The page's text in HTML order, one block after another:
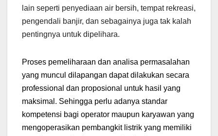
lain seperti penyediaan air bersih, tempat rekreasi,
pengendali banjir, dan sebagainya juga tak kalah
pentingnya untuk dipelihara.
Proses pemeliharaan dan analisa permasalahan
yang muncul dilapangan dapat dilakukan secara
professional dan proposional untuk hasil yang
maksimal. Sehingga perlu adanya standar
kompetensi bagi operator maupun karyawan yang
mengoperasikan pembangkit listrik yang memiliki